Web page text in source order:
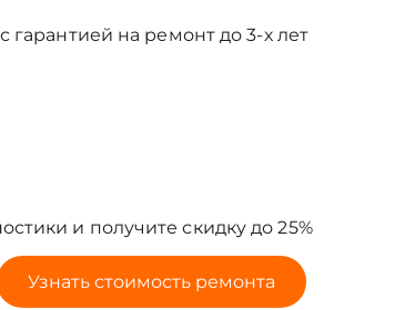
гарантией на ремонт до 3-х лет
и получите скидку до 25%
Узнать стоимость ремонта